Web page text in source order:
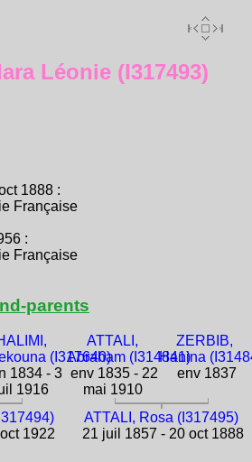
Léonie (I317493)
1888 :
Française
:
Française
parents
(I317640)
1834 - 3
1916
ATTALI,
Abraham (I314841)
env 1835 - 22
mai 1910
ZERBIB,
Hanina
env 1837
1922
ATTALI, Rosa (I317495)
21 juil 1857 - 20 oct 1888